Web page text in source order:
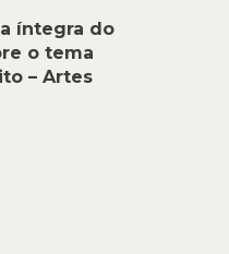
íntegra do
o tema
– Artes